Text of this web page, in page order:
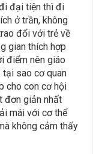
đại tiện thì đi
ở trần, không
đổi với trẻ về
gian thích hợp
điểm nên giáo
sao cơ quan
cho con cơ hội
đơn giản nhất
mái với cơ thể
không cảm thấy